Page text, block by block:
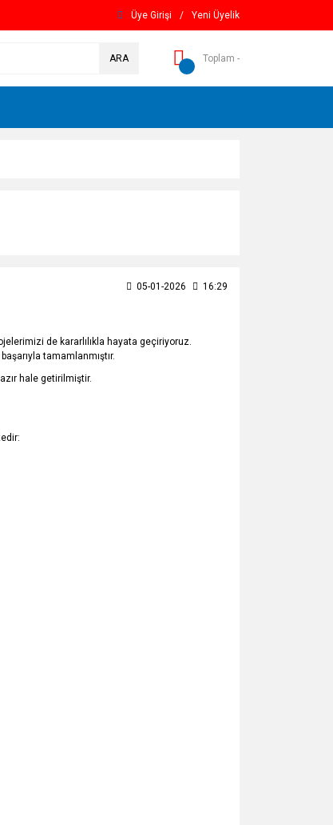
Üye Girişi / Yeni Üyelik
ARA Toplam -
05-01-2026 16:29
de kararlılıkla hayata geçiriyoruz.
tamamlanmıştır.
hale getirilmiştir.